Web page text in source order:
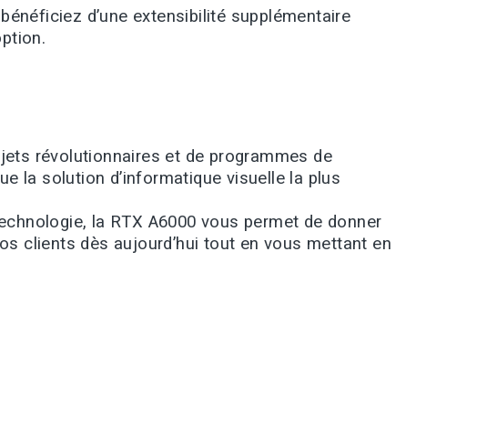
d’une extensibilité supplémentaire
révolutionnaires et de programmes de
la solution d’informatique visuelle la plus
la RTX A6000 vous permet de donner
clients dès aujourd’hui tout en vous mettant en